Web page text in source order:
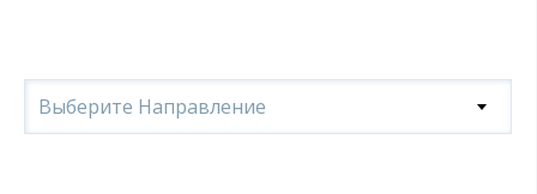
Выберите Направление